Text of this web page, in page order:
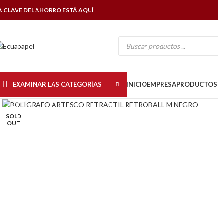
CLAVE DEL AHORRO ESTÁ AQUÍ
EXAMINAR LAS CATEGORÍAS INICIOEMPRESAPRODUCTOS
SOLD
OUT